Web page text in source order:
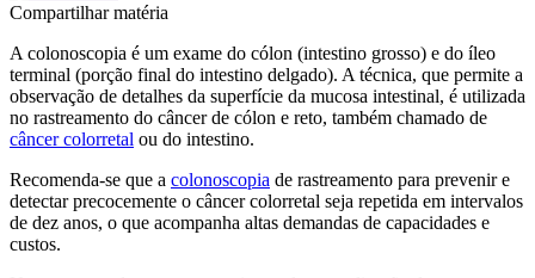
Compartilhar matéria
A colonoscopia é um exame do cólon (intestino grosso) e do íleo
terminal (porção final do intestino delgado). A técnica, que permite a
observação de detalhes da superfície da mucosa intestinal, é utilizada
no rastreamento do câncer de cólon e reto, também chamado de
câncer colorretal ou do intestino.
Recomenda-se que a colonoscopia de rastreamento para prevenir e
detectar precocemente o câncer colorretal seja repetida em intervalos
de dez anos, o que acompanha altas demandas de capacidades e
custos.